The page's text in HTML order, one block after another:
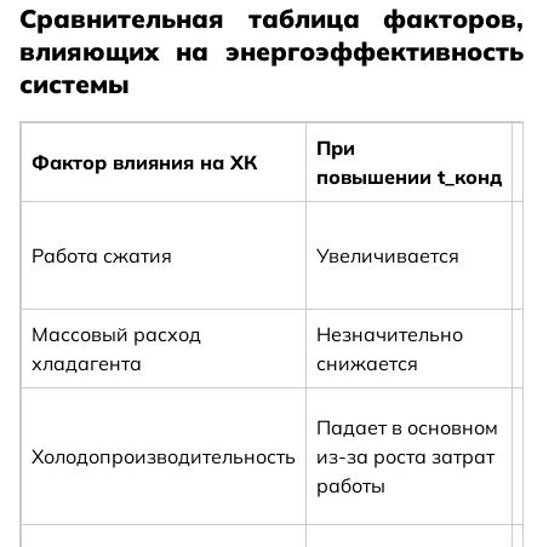
Сравнительная таблица факторов,
влияющих на энергоэффективность
системы
Фактор влияния на ХК
При
повышении t_конд
Работа сжатия Увеличивается
Массовый расход
хладагента
Незначительно
снижается
Холодопроизводительность
Падает в основном
из-за роста затрат
работы